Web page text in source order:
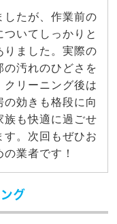
したが、作業前の
いてしっかりと
りました。実際の
汚れのひどさを
クリーニング後は
効きも格段に向
族も快適に過ごせ
す。次回もぜひお
業者です！
グ